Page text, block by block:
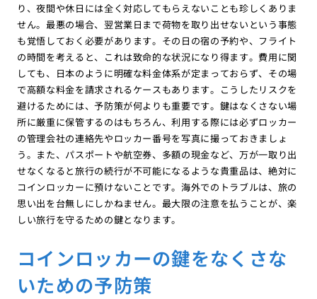
り、夜間や休日には全く対応してもらえないことも珍しくありま
せん。最悪の場合、翌営業日まで荷物を取り出せないという事態
も覚悟しておく必要があります。その日の宿の予約や、フライト
の時間を考えると、これは致命的な状況になり得ます。費用に関
しても、日本のように明確な料金体系が定まっておらず、その場
で高額な料金を請求されるケースもあります。こうしたリスクを
避けるためには、予防策が何よりも重要です。鍵はなくさない場
所に厳重に保管するのはもちろん、利用する際には必ずロッカー
の管理会社の連絡先やロッカー番号を写真に撮っておきましょ
う。また、パスポートや航空券、多額の現金など、万が一取り出
せなくなると旅行の続行が不可能になるような貴重品は、絶対に
コインロッカーに預けないことです。海外でのトラブルは、旅の
思い出を台無しにしかねません。最大限の注意を払うことが、楽
しい旅行を守るための鍵となります。
コインロッカーの鍵をなくさな
いための予防策